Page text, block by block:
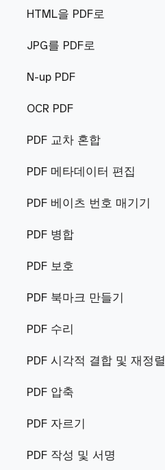
HTML을 PDF로
JPG를 PDF로
N-up PDF
OCR PDF
PDF 교차 혼합
PDF 메타데이터 편집
PDF 베이츠 번호 매기기
PDF 병합
PDF 보호
PDF 북마크 만들기
PDF 수리
PDF 시각적 결합 및 재정렬
PDF 압축
PDF 자르기
PDF 작성 및 서명